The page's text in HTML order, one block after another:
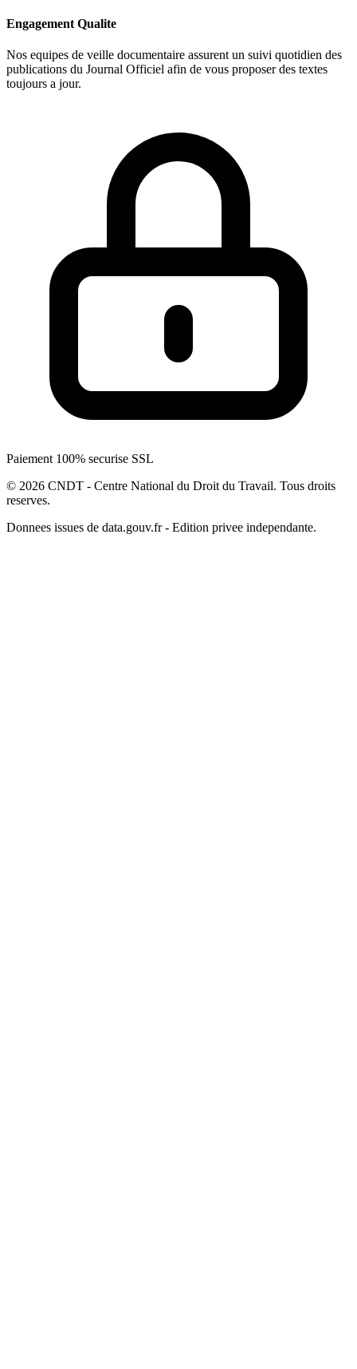
Engagement Qualite
Nos equipes de veille documentaire assurent un suivi quotidien des
publications du Journal Officiel afin de vous proposer des textes
toujours a jour.
Paiement 100% securise SSL
© 2026 CNDT - Centre National du Droit du Travail. Tous droits
reserves.
Donnees issues de data.gouv.fr - Edition privee independante.